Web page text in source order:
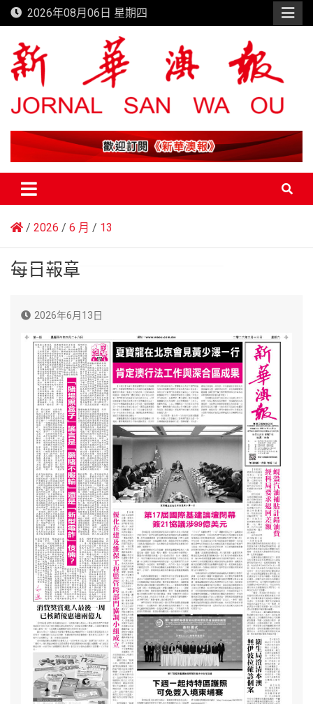
Skip
to
content
2026年08月06日 星期四
新華澳報
2026 6 月 13
每日報章
2026年6月13日